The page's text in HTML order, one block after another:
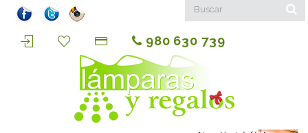
980 630 739